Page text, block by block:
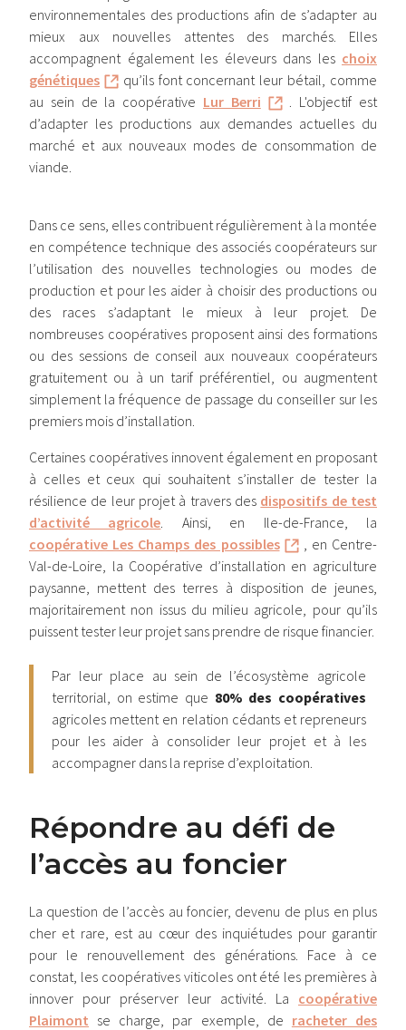
environnementales des productions afin de s’adapter au
mieux aux nouvelles attentes des marchés. Elles
accompagnent également les éleveurs dans les choix
génétiques
qu’ils font concernant leur bétail, comme
au sein de la coopérative Lur Berri
. L'objectif est
d’adapter les productions aux demandes actuelles du
marché et aux nouveaux modes de consommation de
viande.
Dans ce sens, elles contribuent régulièrement à la montée
en compétence technique des associés coopérateurs sur
l’utilisation des nouvelles technologies ou modes de
production et pour les aider à choisir des productions ou
des races s’adaptant le mieux à leur projet. De
nombreuses coopératives proposent ainsi des formations
ou des sessions de conseil aux nouveaux coopérateurs
gratuitement ou à un tarif préférentiel, ou augmentent
simplement la fréquence de passage du conseiller sur les
premiers mois d’installation.
Certaines coopératives innovent également en proposant
à celles et ceux qui souhaitent s’installer de tester la
résilience de leur projet à travers des dispositifs de test
d’activité agricole . Ainsi, en Ile-de-France, la
coopérative Les Champs des possibles
, en Centre-
Val-de-Loire, la Coopérative d’installation en agriculture
paysanne, mettent des terres à disposition de jeunes,
majoritairement non issus du milieu agricole, pour qu’ils
puissent tester leur projet sans prendre de risque financier.
Par leur place au sein de l’écosystème agricole
territorial, on estime que 80% des coopératives
agricoles mettent en relation cédants et repreneurs
pour les aider à consolider leur projet et à les
accompagner dans la reprise d’exploitation.
Répondre au défi de
l’accès au foncier
La question de l’accès au foncier, devenu de plus en plus
cher et rare, est au cœur des inquiétudes pour garantir
pour le renouvellement des générations. Face à ce
constat, les coopératives viticoles ont été les premières à
innover pour préserver leur activité. La coopérative
Plaimont se charge, par exemple, de racheter des